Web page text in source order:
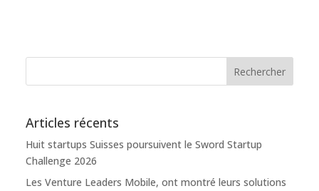
Articles récents
Huit startups Suisses poursuivent le Sword Startup
Challenge 2026
Les Venture Leaders Mobile, ont montré leurs solutions